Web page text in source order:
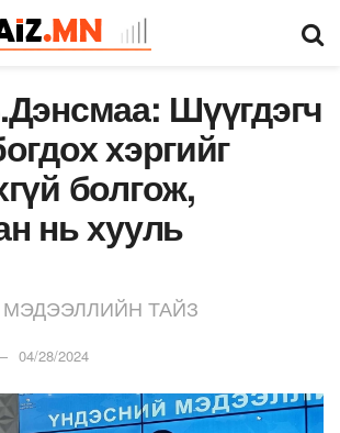
Шүүгдэгч
хэргийг
болгож,
нь хууль
ТАЙЗ
04/28/2024